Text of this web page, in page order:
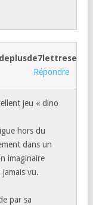
Répondre
jeu « dino
hors du
dans un
imaginaire
vu.
par sa